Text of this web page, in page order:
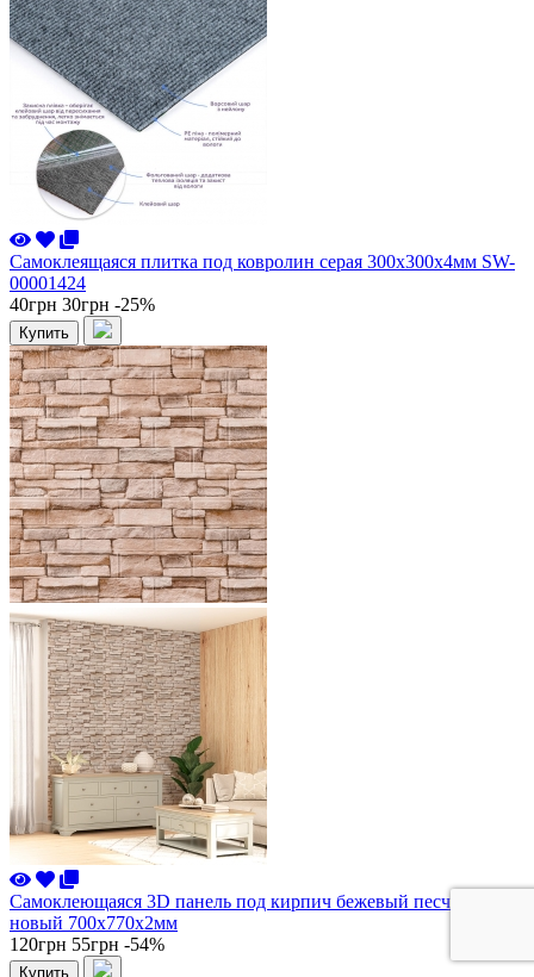
Самоклеящаяся плитка под ковролин серая 300х300х4мм SW-
00001424
40грн 30грн -25%
Купить
Самоклеющаяся 3D панель под кирпич бежевый песчаник
новый 700x770x2мм
120грн 55грн -54%
Купить